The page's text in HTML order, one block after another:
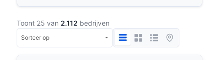
Toont 25 van 2.112 bedrijven